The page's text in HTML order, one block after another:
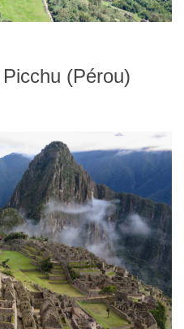
(Pérou)